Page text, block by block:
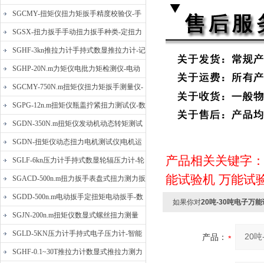
定扭矩检测扳手
SGCMY-扭矩仪扭力矩扳手精度校验仪-手
动扳子扭矩校准仪
SGSX-扭力扳手手动扭力扳手种类-定扭力
矩检测扳手价格
SGHF-3kn推拉力计手持式数显推拉力计-记
忆数据拉压力测力计
SGHP-20N.m力矩仪电批力矩检测仪-电动
螺丝批扭力矩测试仪
SGCMY-750N.m扭矩仪扭力矩扳手测量仪-
校准扳手扭力精度测试仪
SGPG-12n.m扭矩仪瓶盖拧紧扭力测试仪-数
显式瓶盖扭力矩仪
SGDN-350N.m扭矩仪发动机动态转矩测试
仪-动态电机扭矩测量仪
SGDN-扭矩仪动态扭力电机测试仪|电机运
转摩擦力扭矩仪
SGLF-6kn压力计手持式数显轮辐压力计-轮
辐称重压力测力计
SGACD-500n.m扭力扳手表盘式扭力测力扳
手-表盘扭力矩检测扳手
SGDD-500n.m电动扳手定扭矩电动扳手-数
显式电动定扭力矩扳手
SGJN-200n.m扭矩仪数显式螺丝扭力测量
仪-螺栓扭力矩测试仪
SGLD-5KN压力计手持式电子压力计-智能
电子式压力测力计
SGHF-0.1~30T推拉力计数显式推拉力测力
产品相关关键字
能试验机 万能试
如果你对20吨-30吨电子万能
产品：